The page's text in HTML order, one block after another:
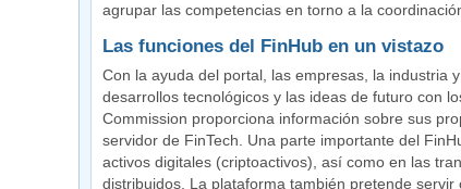
agrupar las competencias en torno a la
Las funciones del FinHub en un vistazo
Con la ayuda del portal, las empresas, la industria
desarrollos tecnológicos y las ideas de futuro con
Commission proporciona información sobre sus
servidor de FinTech. Una parte importante del
activos digitales (criptoactivos), así como en las
distribuidos. La plataforma también pretende